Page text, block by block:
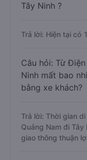
Tây Ninh ?
Trả lời: Hiện tại có
Câu hỏi: Từ
Ninh mất bao
bằng xe khách?
Trả lời: Thời gian
Quảng Nam đi
giao thông thuận